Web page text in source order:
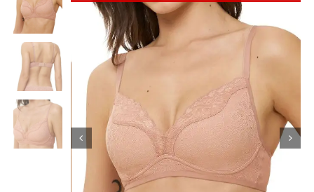
Κορίτσι
Εσώρουχα
Είδη Παρέλασης
Σχετικά με εμάς